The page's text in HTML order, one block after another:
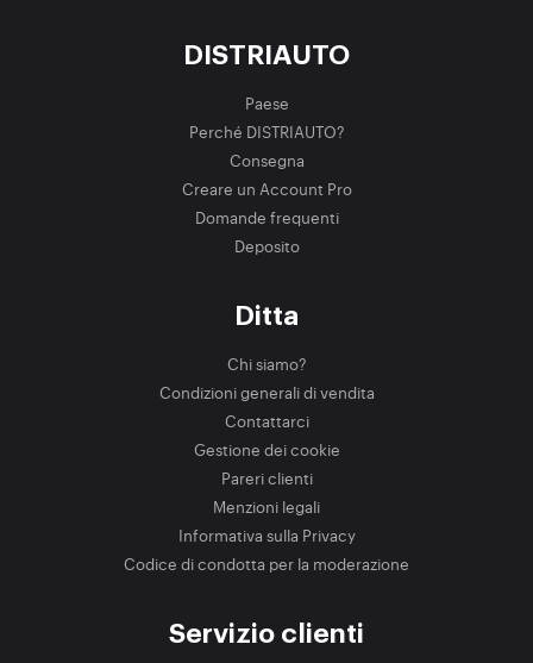
DISTRIAUTO
Paese
Perché DISTRIAUTO?
Consegna
Creare un Account Pro
Domande frequenti
Deposito
Ditta
Chi siamo?
Condizioni generali di vendita
Contattarci
Gestione dei cookie
Pareri clienti
Menzioni legali
Informativa sulla Privacy
Codice di condotta per la moderazione
Servizio clienti